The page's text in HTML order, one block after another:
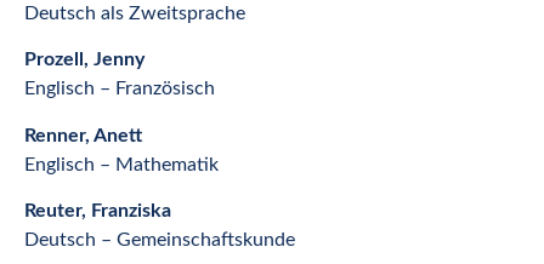
Deutsch als Zweitsprache
Prozell, Jenny
Englisch – Französisch
Renner, Anett
Englisch – Mathematik
Reuter, Franziska
Deutsch – Gemeinschaftskunde